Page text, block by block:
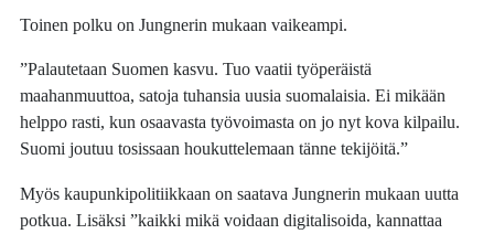
Toinen polku on Jungnerin mukaan vaikeampi.
”Palautetaan Suomen kasvu. Tuo vaatii työperäistä
maahanmuuttoa, satoja tuhansia uusia suomalaisia. Ei mikään
helppo rasti, kun osaavasta työvoimasta on jo nyt kova kilpailu.
Suomi joutuu tosissaan houkuttelemaan tänne tekijöitä.”
Myös kaupunkipolitiikkaan on saatava Jungnerin mukaan uutta
potkua. Lisäksi ”kaikki mikä voidaan digitalisoida, kannattaa